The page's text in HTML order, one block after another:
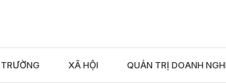
XÃ HỘI QUẢN TRỊ DOANH